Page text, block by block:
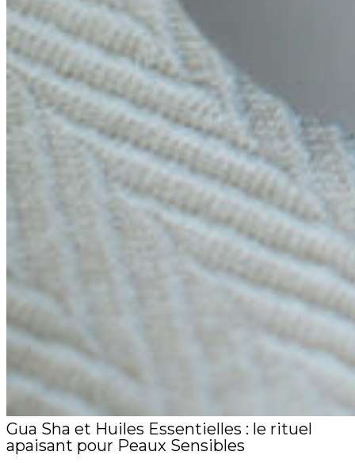
Gua Sha et Huiles Essentielles : le rituel
apaisant pour Peaux Sensibles